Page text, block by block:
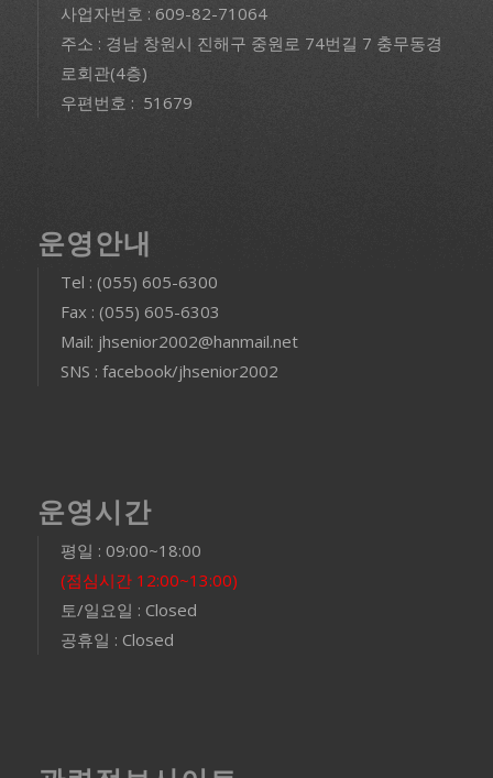
사업자번호 : 609-82-71064
주소 : 경남 창원시 진해구 중원로 74번길 7 충무동경
로회관(4층)
우편번호 : 51679
운영안내
Tel : (055) 605-6300
Fax : (055) 605-6303
Mail: jhsenior2002@hanmail.net
SNS : facebook/jhsenior2002
운영시간
평일 : 09:00~18:00
(점심시간 12:00~13:00)
토/일요일 : Closed
공휴일 : Closed